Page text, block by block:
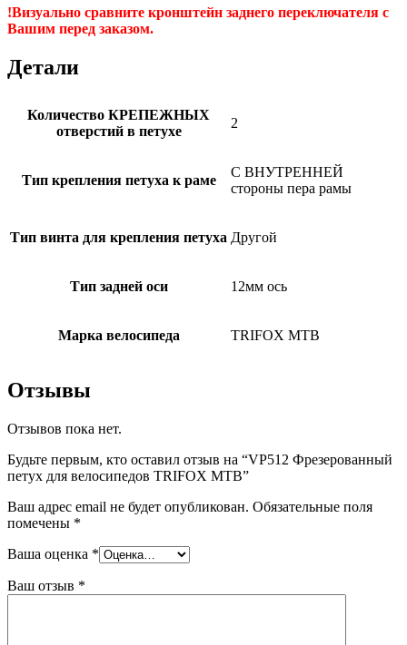
!Визуально сравните кронштейн заднего переключателя с
Вашим перед заказом.
Детали
Количество КРЕПЕЖНЫХ
отверстий в петухе
2
Тип крепления петуха к раме
С ВНУТРЕННЕЙ
стороны пера рамы
Тип винта для крепления петуха Другой
Тип задней оси 12мм ось
Марка велосипеда TRIFOX MTB
Отзывы
Отзывов пока нет.
Будьте первым, кто оставил отзыв на “VP512 Фрезерованный
петух для велосипедов TRIFOX MTB”
Ваш адрес email не будет опубликован. Обязательные поля
помечены *
Ваша оценка *
Ваш отзыв *